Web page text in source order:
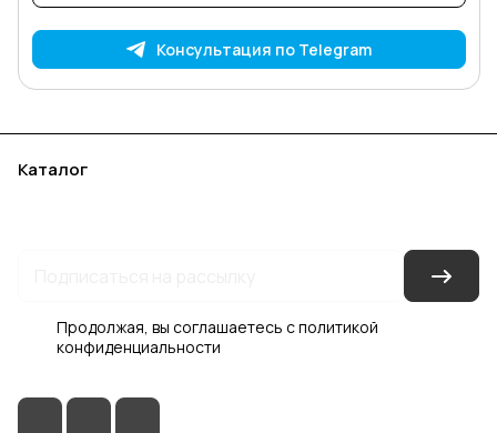
Консультация по Telegram
Каталог
Продолжая, вы соглашаетесь сполитикой
конфиденциальности